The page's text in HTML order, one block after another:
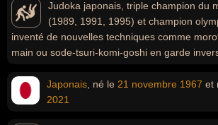
Judoka japonais, triple champion du
(1989, 1991, 1995) et champion
inventé de nouvelles techniques comme
main ou sode-tsuri-komi-goshi en garde
Japonais , né le 21 novembre 1967 et
2021